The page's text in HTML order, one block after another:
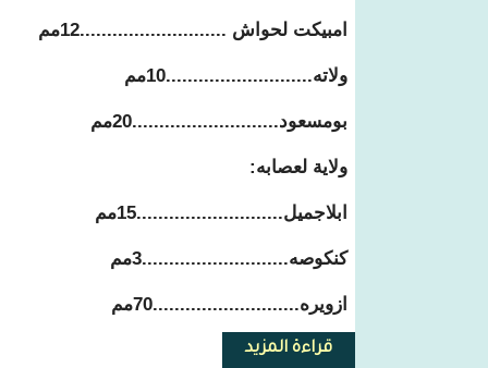
امبيكت لحواش ...........................12مم
ولاته...........................10مم
بومسعود...........................20مم
ولاية لعصابه:
ابلاجميل...........................15مم
كنكوصه...........................3مم
ازويره...........................70مم
قراءة المزيدحول تساقطات محدودة على